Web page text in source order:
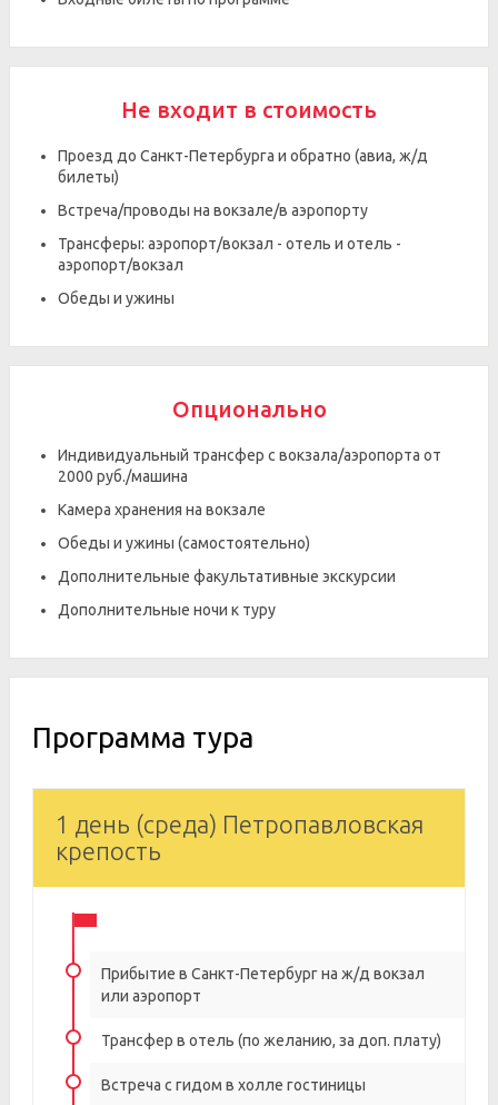
Не входит в стоимость
Проезд до Санкт-Петербурга и обратно (авиа, ж/д
билеты)
Встреча/проводы на вокзале/в аэропорту
Трансферы: аэропорт/вокзал - отель и отель -
аэропорт/вокзал
Обеды и ужины
Опционально
Индивидуальный трансфер с вокзала/аэропорта от
2000 руб./машина
Камера хранения на вокзале
Обеды и ужины (самостоятельно)
Дополнительные факультативные экскурсии
Дополнительные ночи к туру
Программа тура
1 день (среда) Петропавловская
крепость
Прибытие в Санкт-Петербург на ж/д вокзал
или аэропорт
Трансфер в отель (по желанию, за доп. плату)
Встреча с гидом в холле гостиницы